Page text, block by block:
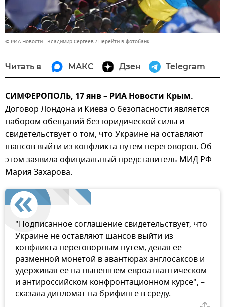
© РИА Новости . Владимир Сергеев Перейти в фотобанк
Читать в МАКС Дзен Telegram
СИМФЕРОПОЛЬ, 17 янв – РИА Новости Крым.
Договор Лондона и Киева о безопасности является
набором обещаний без юридической силы и
свидетельствует о том, что Украине на оставляют
шансов выйти из конфликта путем переговоров. Об
этом заявила официальный представитель МИД РФ
Мария Захарова.
"Подписанное соглашение свидетельствует, что
Украине не оставляют шансов выйти из
конфликта переговорным путем, делая ее
разменной монетой в авантюрах англосаксов и
удерживая ее на нынешнем евроатлантическом
и антироссийском конфронтационном курсе", –
сказала дипломат на брифинге в среду.